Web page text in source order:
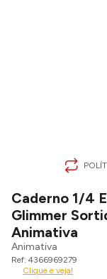
Caderno 1/4
Glimmer
Animativa
Animativa
4366969279
Clique e veja!